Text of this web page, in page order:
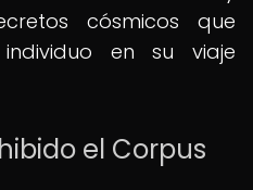
cósmicos que
en su viaje
el Corpus